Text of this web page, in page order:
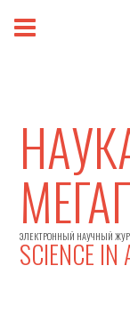
ЭЛЕКТРОННЫЙ НАУЧНЫЙ
SCIENCE IN